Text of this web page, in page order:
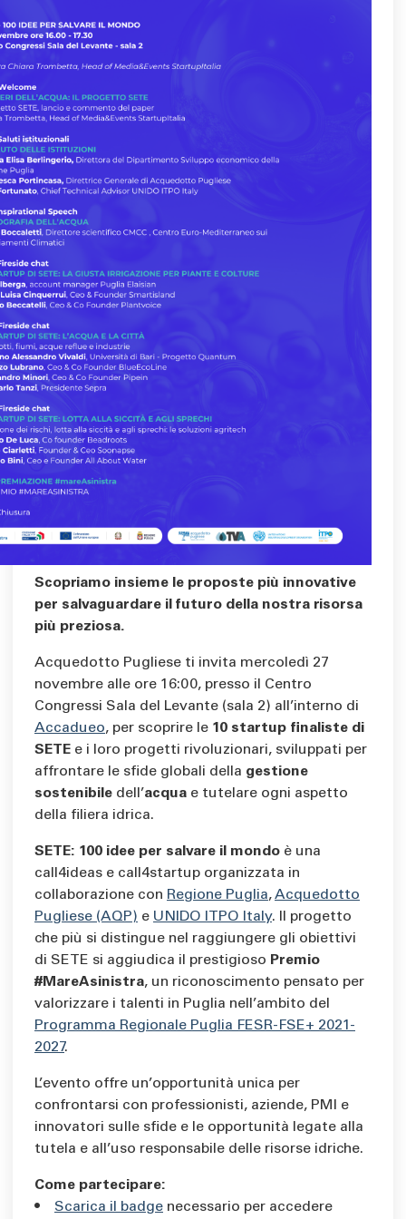
Scopriamo insieme le proposte più innovative
per salvaguardare il futuro della nostra risorsa
più preziosa.
Acquedotto Pugliese ti invita mercoledì 27
novembre alle ore 16:00, presso il Centro
Congressi Sala del Levante (sala 2) all’interno di
Accadueo, per scoprire le 10 startup finaliste di
SETE e i loro progetti rivoluzionari, sviluppati per
affrontare le sfide globali della gestione
sostenibile dell’acqua e tutelare ogni aspetto
della filiera idrica.
SETE: 100 idee per salvare il mondo è una
call4ideas e call4startup organizzata in
collaborazione con Regione Puglia,Acquedotto
Pugliese (AQP) e UNIDO ITPO Italy. Il progetto
che più si distingue nel raggiungere gli obiettivi
di SETE si aggiudica il prestigioso Premio
#MareAsinistra, un riconoscimento pensato per
valorizzare i talenti in Puglia nell’ambito del
Programma Regionale Puglia FESR-FSE+ 2021-
2027.
L’evento offre un’opportunità unica per
confrontarsi con professionisti, aziende, PMI e
innovatori sulle sfide e le opportunità legate alla
tutela e all’uso responsabile delle risorse idriche.
Come partecipare:
• Scarica il badge necessario per accedere